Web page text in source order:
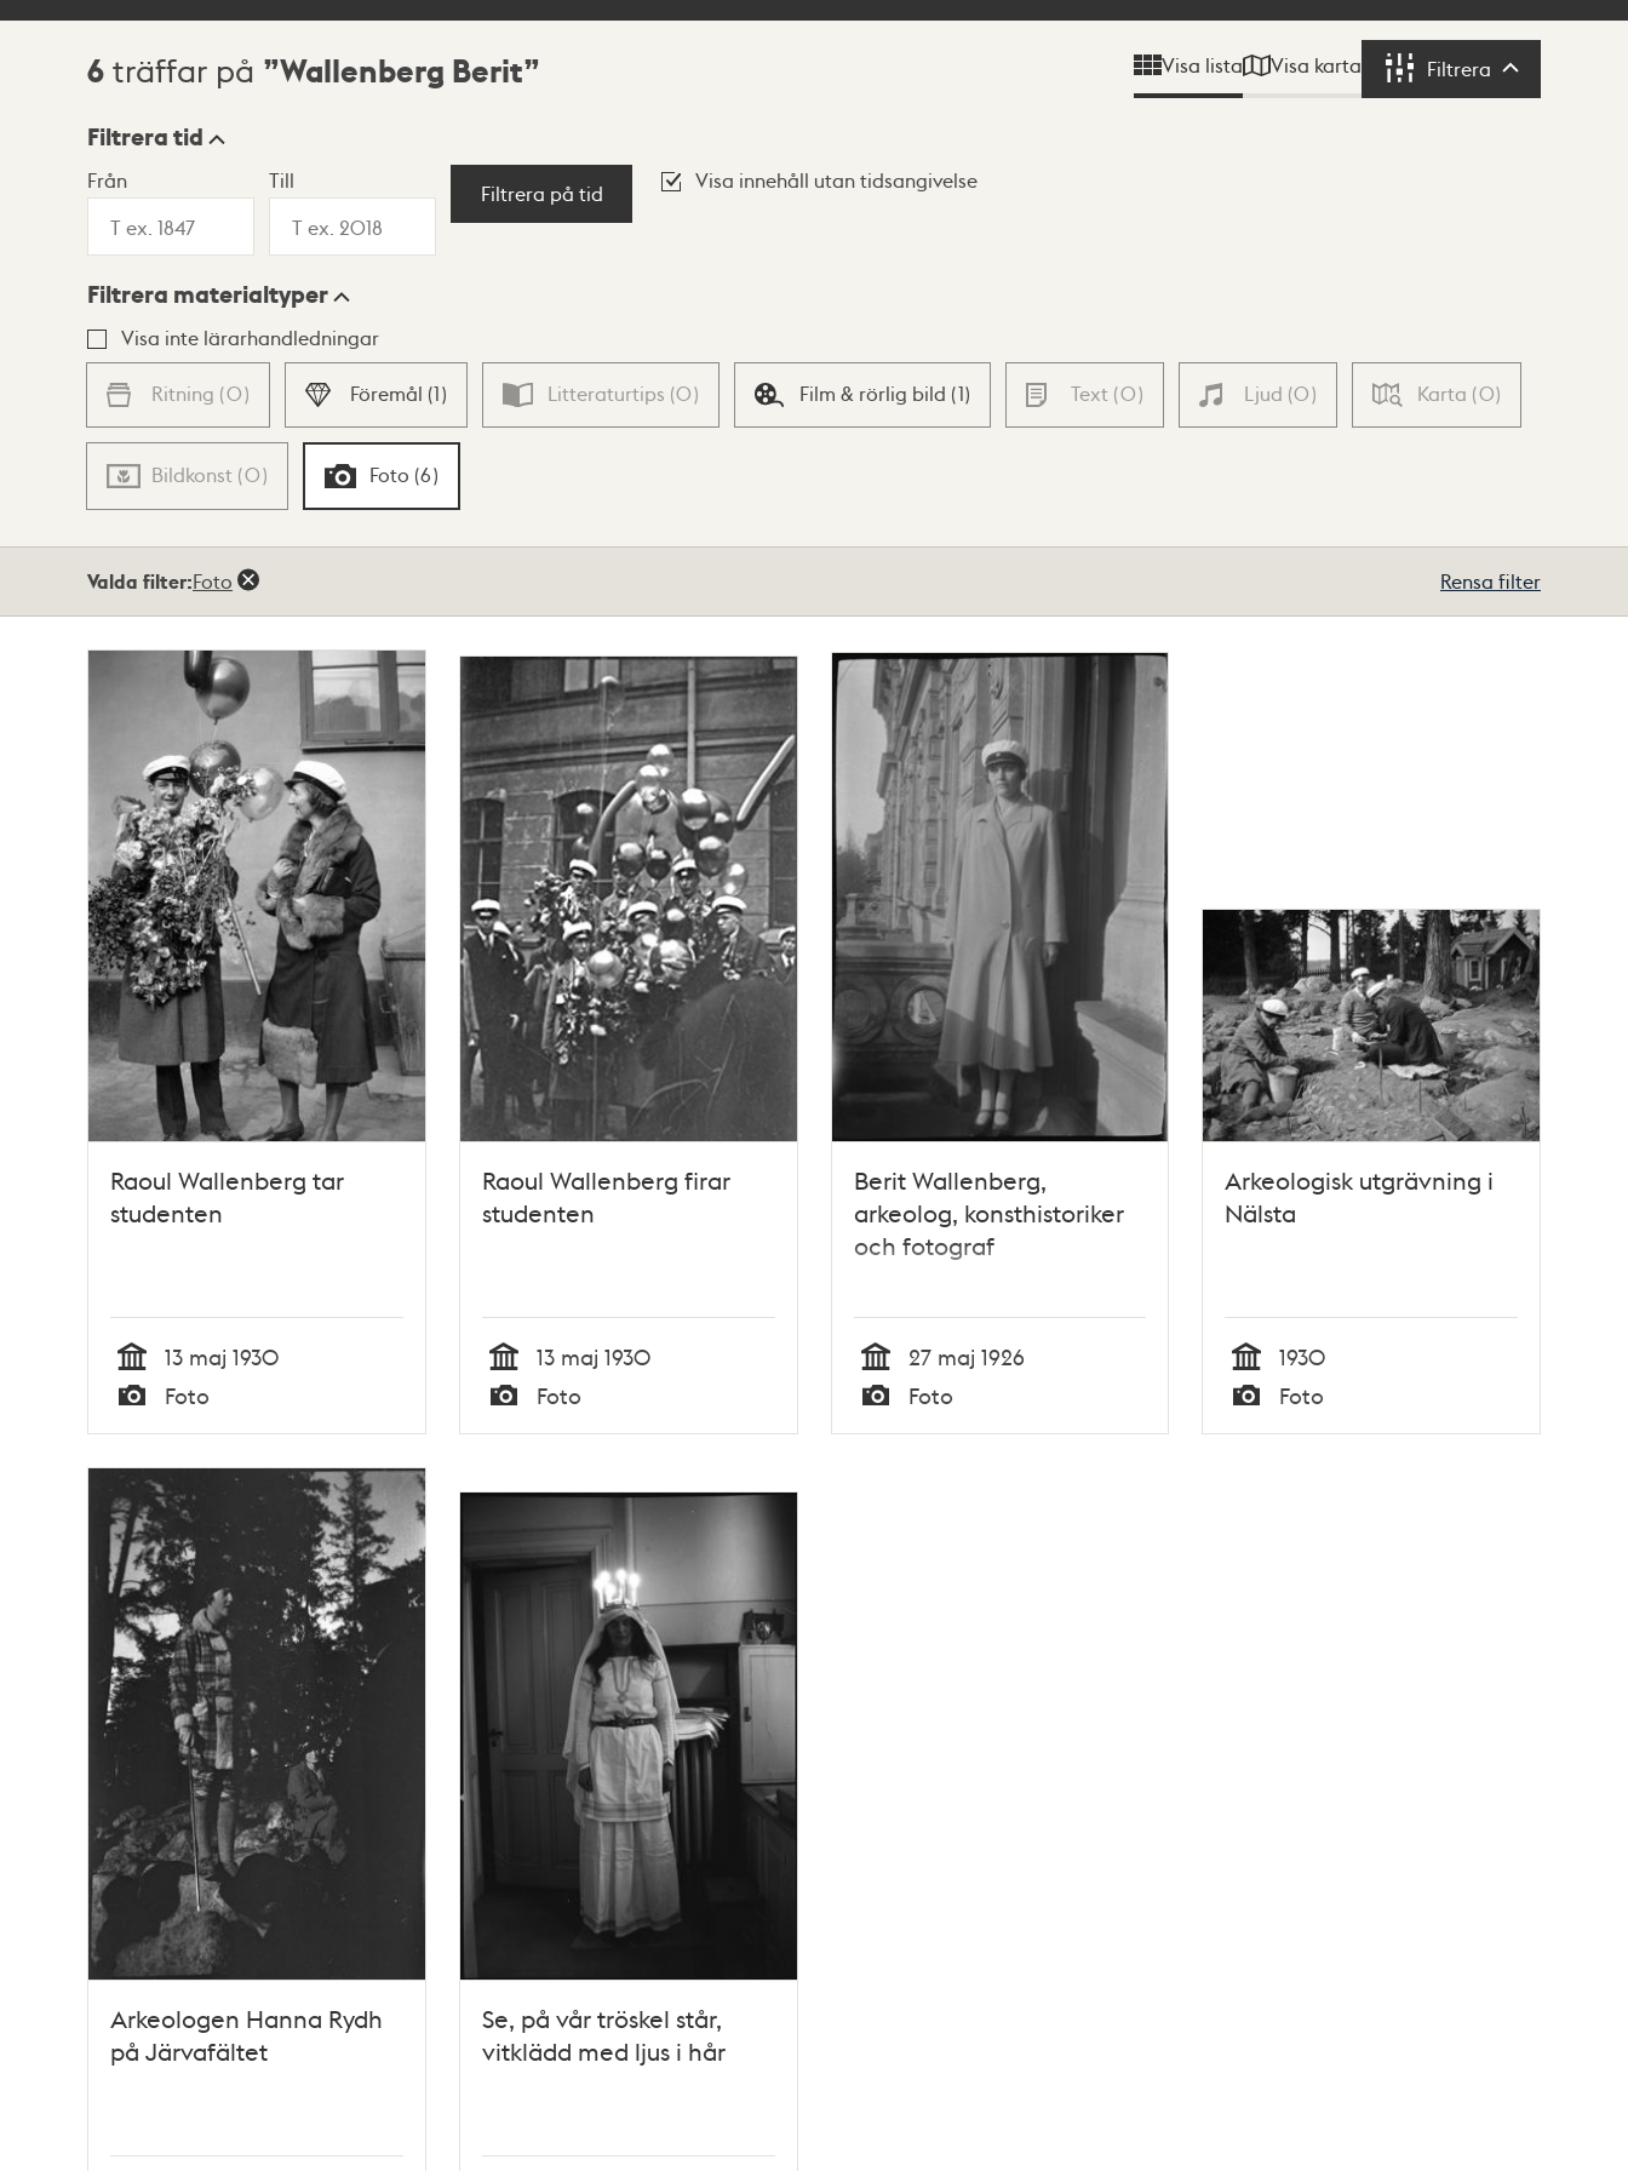
Sökresultat
6 träffar på Wallenberg Berit Visa lista Visa karta Filtrera Filtrera
Visningsläge
Lista Karta
Filtrera tid
Från Till
Filtrera på tid
Visa innehåll utan tidsangivelse
Filtrera materialtyper
Visa inte lärarhandledningar
Ritning (0) Föremål (1) Litteraturtips (0) Film & rörlig bild (1) Text (0) Ljud (0) Karta (0)
Bildkonst (0) Foto (6)
Valda filter:Foto Rensa filter
Raoul Wallenberg tar
studenten
Tid
13 maj 1930
Typ
Foto
Raoul Wallenberg firar
studenten
Tid
13 maj 1930
Typ
Foto
Berit Wallenberg,
arkeolog, konsthistoriker
och fotograf
Tid
27 maj 1926
Typ
Foto
Arkeologisk utgrävning i
Nälsta
Tid
1930
Typ
Foto
Arkeologen Hanna Rydh
på Järvafältet
Se, på vår tröskel står,
vitklädd med ljus i hår